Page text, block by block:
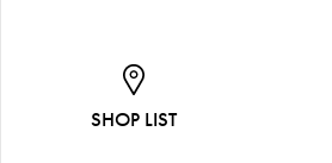
SHOP LIST